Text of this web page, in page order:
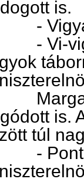
is.
is.
túl